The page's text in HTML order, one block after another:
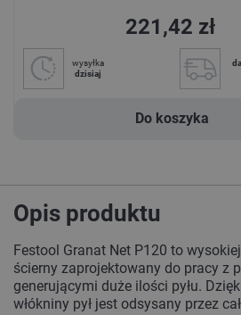
221,42 zł
wysyłka
dzisiaj
Do koszyka
Opis produktu
Festool Granat Net P120 to
ścierny zaprojektowany do pracy z
generującymi duże ilości pyłu.
włókniny pył jest odsysany przez